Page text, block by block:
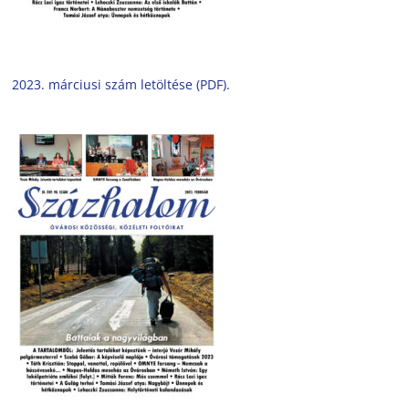
2023. márciusi szám letöltése (PDF).